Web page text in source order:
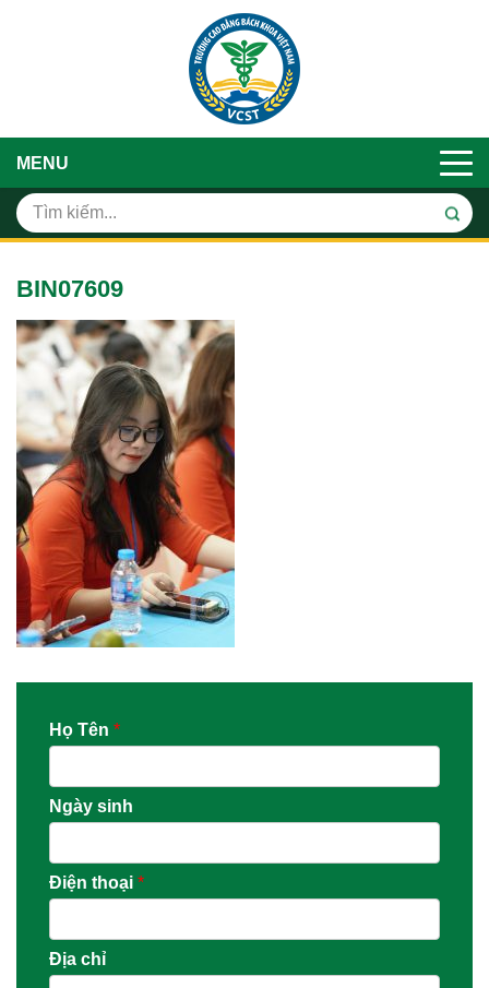
MENU
BIN07609
Họ Tên *
Ngày sinh
Điện thoại *
Địa chỉ